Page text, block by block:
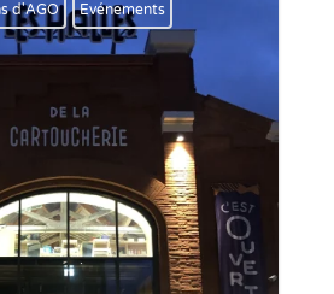
d'AGO Evénements